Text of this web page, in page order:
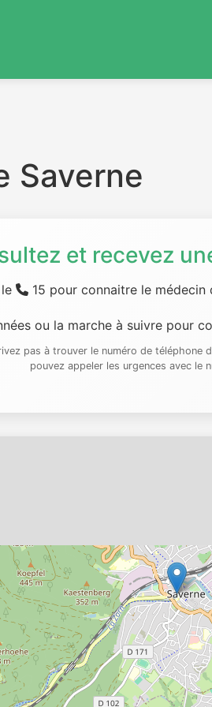
Saverne
et recevez
15 pour connaitre le médecin
ou la marche à suivre pour
pas à trouver le numéro de téléphone
pouvez appeler les urgences avec le